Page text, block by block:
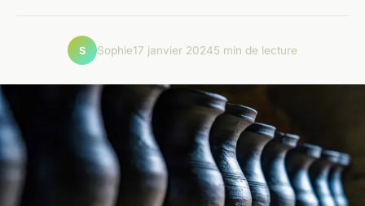
S Sophie17 janvier 20245 min de lecture